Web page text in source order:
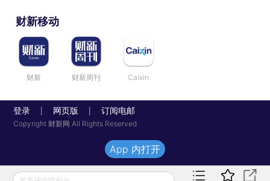
财新移动
财新 财新周刊 Caixin
登录 网页版 订阅电邮
Copyright 财新网 All Rights Reserved
App 内打开